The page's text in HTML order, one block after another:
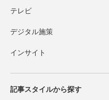
テレビ
デジタル施策
インサイト
記事スタイルから探す